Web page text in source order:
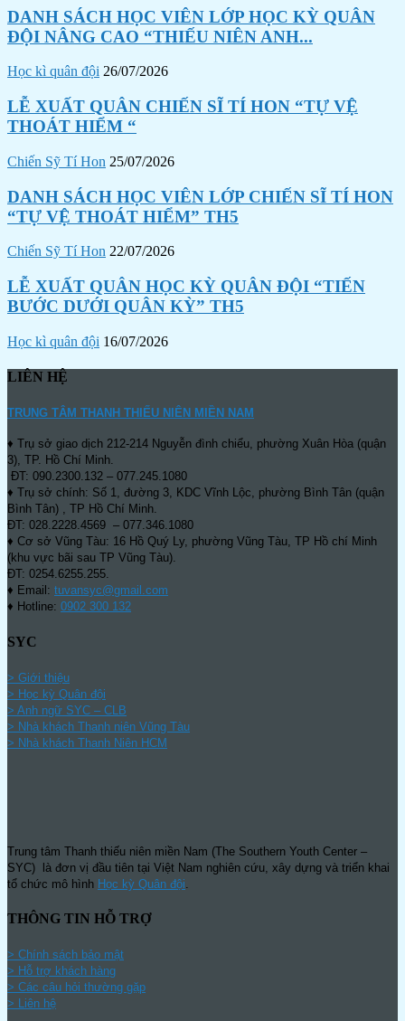
DANH SÁCH HỌC VIÊN LỚP HỌC KỲ QUÂN
ĐỘI NÂNG CAO “THIẾU NIÊN ANH...
Học kì quân đội 26/07/2026
LỄ XUẤT QUÂN CHIẾN SĨ TÍ HON “TỰ VỆ
THOÁT HIỂM “
Chiến Sỹ Tí Hon 25/07/2026
DANH SÁCH HỌC VIÊN LỚP CHIẾN SĨ TÍ HON
“TỰ VỆ THOÁT HIỂM” TH5
Chiến Sỹ Tí Hon 22/07/2026
LỄ XUẤT QUÂN HỌC KỲ QUÂN ĐỘI “TIẾN
BƯỚC DƯỚI QUÂN KỲ” TH5
Học kì quân đội 16/07/2026
LIÊN HỆ
TRUNG TÂM THANH THIẾU NIÊN MIỀN NAM
♦ Trụ sở giao dịch 212-214 Nguyễn đình chiểu, phường Xuân Hòa (quận
3), TP. Hồ Chí Minh.
ĐT: 090.2300.132 – 077.245.1080
♦ Trụ sở chính: Số 1, đường 3, KDC Vĩnh Lộc, phường Bình Tân (quận
Bình Tân) , TP Hồ Chí Minh.
ĐT: 028.2228.4569 – 077.346.1080
♦ Cơ sở Vũng Tàu: 16 Hồ Quý Ly, phường Vũng Tàu, TP Hồ chí Minh
(khu vực bãi sau TP Vũng Tàu).
ĐT: 0254.6255.255.
♦ Email: tuvansyc@gmail.com
♦ Hotline: 0902 300 132
SYC
> Giới thiệu
> Học kỳ Quân đội
> Anh ngữ SYC – CLB
> Nhà khách Thanh niên Vũng Tàu
> Nhà khách Thanh Niên HCM
Trung tâm Thanh thiếu niên miền Nam (The Southern Youth Center –
SYC) là đơn vị đầu tiên tại Việt Nam nghiên cứu, xây dựng và triển khai
tổ chức mô hình Học kỳ Quân đội
THÔNG TIN HỖ TRỢ
> Chính sách bảo mật
> Hỗ trợ khách hàng
> Các câu hỏi thường gặp
> Liên hệ